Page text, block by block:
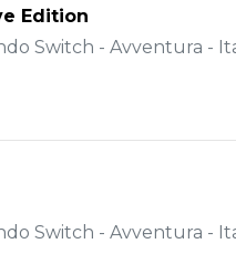
Edition
Switch - Avventura -
Switch - Avventura -